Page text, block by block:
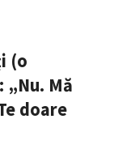
(o
Mă
doare